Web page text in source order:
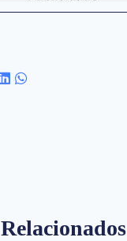
Relacionados